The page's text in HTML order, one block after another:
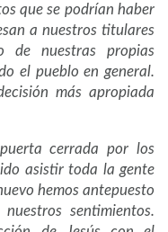
que se podrían haber
a nuestros titulares
de nuestras propias
el pueblo en general.
más apropiada
cerrada por los
asistir toda la gente
hemos antepuesto
sentimientos.